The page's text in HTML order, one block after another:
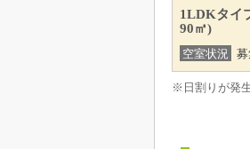
1LDKタイ
90㎡)
空室状況 募
※日割りが発